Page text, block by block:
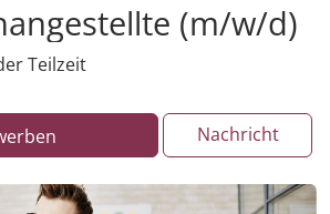
(m/w/d)
Teilzeit
Nachricht